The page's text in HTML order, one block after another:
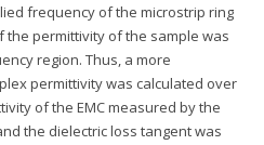
frequency of the microstrip ring
permittivity of the sample was
region. Thus, a more
permittivity was calculated over
of the EMC measured by the
the dielectric loss tangent was